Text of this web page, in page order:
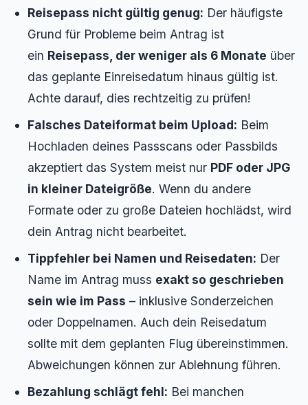
Reisepass nicht gültig genug: Der häufigste
Grund für Probleme beim Antrag ist
ein Reisepass, der weniger als 6 Monate über
das geplante Einreisedatum hinaus gültig ist.
Achte darauf, dies rechtzeitig zu prüfen!
Falsches Dateiformat beim Upload: Beim
Hochladen deines Passscans oder Passbilds
akzeptiert das System meist nur PDF oder JPG
in kleiner Dateigröße. Wenn du andere
Formate oder zu große Dateien hochlädst, wird
dein Antrag nicht bearbeitet.
Tippfehler bei Namen und Reisedaten: Der
Name im Antrag muss exakt so geschrieben
sein wie im Pass – inklusive Sonderzeichen
oder Doppelnamen. Auch dein Reisedatum
sollte mit dem geplanten Flug übereinstimmen.
Abweichungen können zur Ablehnung führen.
Bezahlung schlägt fehl: Bei manchen